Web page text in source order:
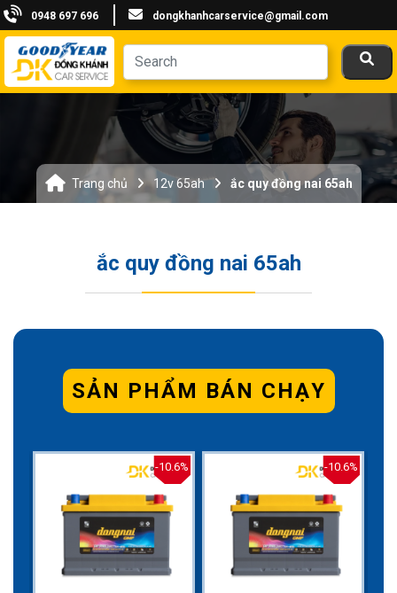
0948 697 696 dongkhanhcarservice@gmail.com
Trang chủ 12v 65ah ắc quy đồng nai 65ah
ắc quy đồng nai 65ah
SẢN PHẨM BÁN CHẠY
-10.6% -10.6%